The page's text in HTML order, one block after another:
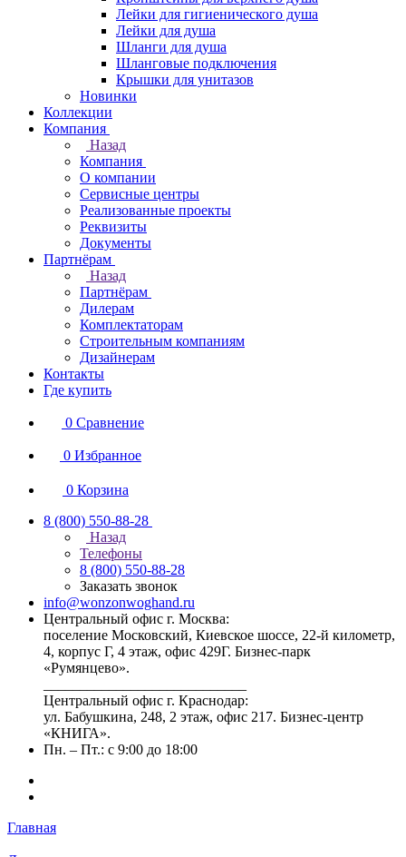
Лейки для гигиенического душа
Лейки для душа
Шланги для душа
Шланговые подключения
Крышки для унитазов
Новинки
Коллекции
Компания
Назад
Компания
О компании
Сервисные центры
Реализованные проекты
Реквизиты
Документы
Партнёрам
Назад
Партнёрам
Дилерам
Комплектаторам
Строительным компаниям
Дизайнерам
Контакты
Где купить
0 Сравнение
0 Избранное
0 Корзина
8 (800) 550-88-28
Назад
Телефоны
8 (800) 550-88-28
Заказать звонок
info@wonzonwoghand.ru
Центральный офис г. Москва:
поселение Московский, Киевское шоссе, 22-й километр,
4, корпус Г, 4 этаж, офис 429Г. Бизнес-парк
«Румянцево».
Центральный офис г. Краснодар:
ул. Бабушкина, 248, 2 этаж, офис 217. Бизнес-центр
«КНИГА».
Пн. – Пт.: с 9:00 до 18:00
Главная